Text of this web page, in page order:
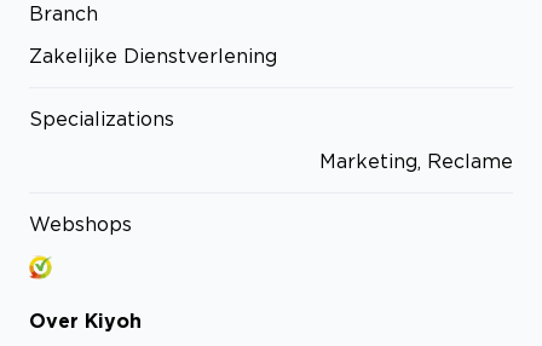
Branch
Zakelijke Dienstverlening
Specializations
Marketing, Reclame
Webshops
Over Kiyoh